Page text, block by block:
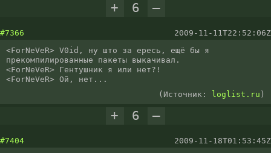
+ 6 –
#7366
2009-11-11T22:52:06Z
<ForNeVeR> V0id, ну што за ересь, ещё бы я
прекомпилированные пакеты выкачивал.
<ForNeVeR> Гентушник я или нет?!
<ForNeVeR> Ой, нет...
(Источник:
loglist.ru )
+ 6 –
#7404
2009-11-18T01:53:45Z